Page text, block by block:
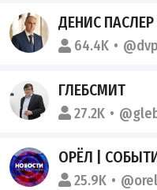
ДЕНИС ПАСЛЕР
64.4K
ГЛЕБСМИТ
27.2K
ОРЁЛ |
25.9K